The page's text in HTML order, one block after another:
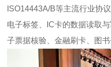
ISO14443A/B等主流行业协
电子标签、IC卡的数据读取
子票据核验、金融刷卡、图